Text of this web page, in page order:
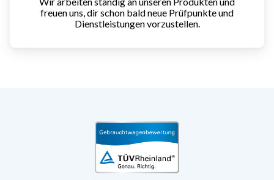
freuen uns, dir schon bald neue Prüfpunkte und
Dienstleistungen vorzustellen.